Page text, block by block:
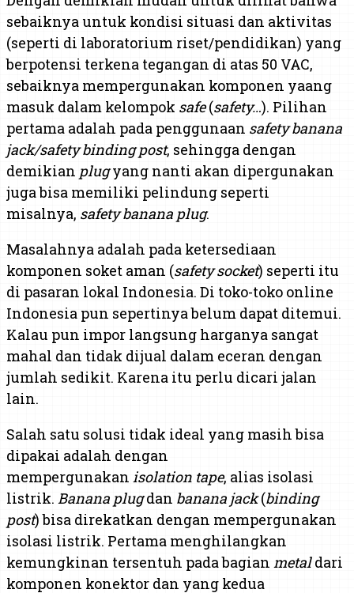
sebaiknya untuk kondisi situasi dan aktivitas
(seperti di laboratorium riset/pendidikan) yang
berpotensi terkena tegangan di atas 50 VAC,
sebaiknya mempergunakan komponen yaang
masuk dalam kelompok safe(safety…). Pilihan
pertama adalah pada penggunaan safety banana
jack/safety binding post, sehingga dengan
demikian plugyang nanti akan dipergunakan
juga bisa memiliki pelindung seperti
misalnya, safety banana plug.
Masalahnya adalah pada ketersediaan
komponen soket aman (safety socket) seperti itu
di pasaran lokal Indonesia. Di toko-toko online
Indonesia pun sepertinya belum dapat ditemui.
Kalau pun impor langsung harganya sangat
mahal dan tidak dijual dalam eceran dengan
jumlah sedikit. Karena itu perlu dicari jalan
lain.
Salah satu solusi tidak ideal yang masih bisa
dipakai adalah dengan
mempergunakan isolation tape, alias isolasi
listrik. Banana plugdan banana jack(binding
post) bisa direkatkan dengan mempergunakan
isolasi listrik. Pertama menghilangkan
kemungkinan tersentuh pada bagian metaldari
komponen konektor dan yang kedua